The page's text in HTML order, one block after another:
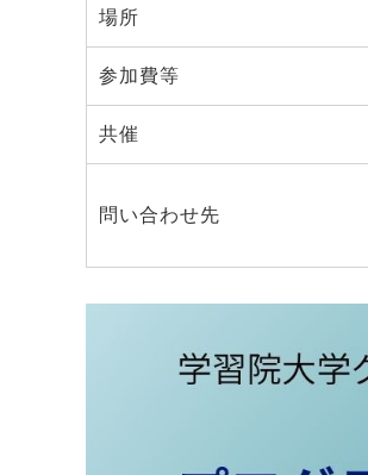
場所
参加費等
共催
問い合わせ先